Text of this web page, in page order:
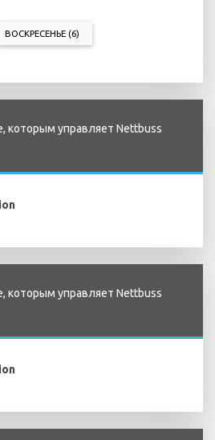
ВОСКРЕСЕНЬЕ (6)
которым управляет Nettbuss
которым управляет Nettbuss